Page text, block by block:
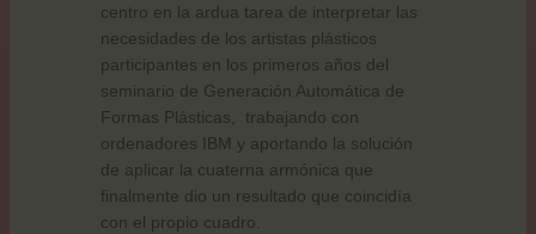
centro en la ardua tarea de interpretar las
necesidades de los artistas plásticos
participantes en los primeros años del
seminario de Generación Automática de
Formas Plásticas,
trabajando con
ordenadores IBM y aportando la solución
de aplicar la cuaterna armónica que
finalmente dio un resultado que coincidía
con el propio cuadro.